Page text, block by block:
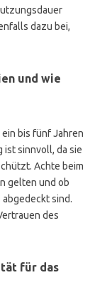
dazu bei,
und wie
bis fünf Jahren
ist sinnvoll, da sie
Achte beim
gelten und ob
sind.
des
für das